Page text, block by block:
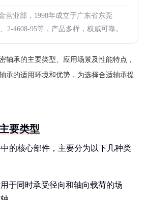
营业部，1998年成立于广东省东莞
2-4608-95等，产品多样，权威可靠。
轴承的主要类型、应用场景及性能特点，
承的适用环境和优势，为选择合适轴承提
要类型
的核心部件，主要分为以下几种类
用于同时承受径向和轴向载荷的场